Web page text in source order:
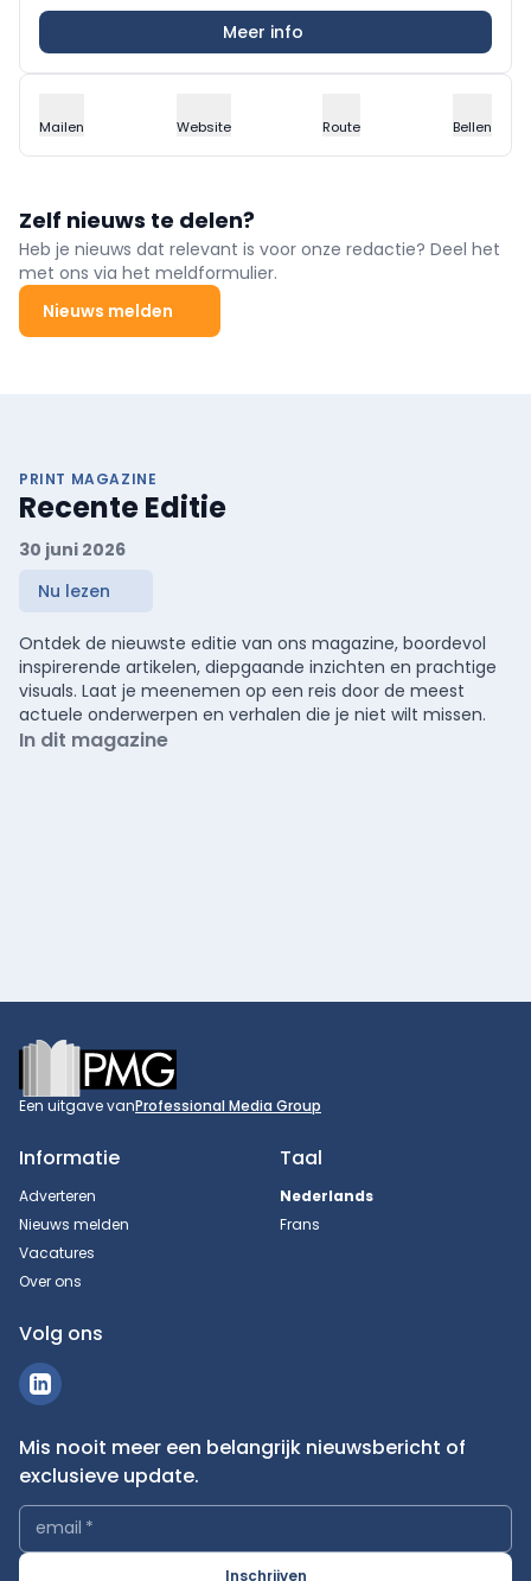
Meer info
Mailen Website Route Bellen
Zelf nieuws te delen?
Heb je nieuws dat relevant is voor onze redactie? Deel het
met ons via het meldformulier.
Nieuws melden
PRINT MAGAZINE
Recente Editie
30 juni 2026
Nu lezen
Ontdek de nieuwste editie van ons magazine, boordevol
inspirerende artikelen, diepgaande inzichten en prachtige
visuals. Laat je meenemen op een reis door de meest
actuele onderwerpen en verhalen die je niet wilt missen.
In dit magazine
Footer
Een uitgave vanProfessional Media Group
Informatie
Adverteren
Nieuws melden
Vacatures
Over ons
Taal
Nederlands
Frans
Volg ons
Mis nooit meer een belangrijk nieuwsbericht of
exclusieve update.
email *
Inschrijven